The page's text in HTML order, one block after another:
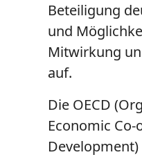
Beteiligung
und
Mitwirkung
auf.
Die OECD (
Economic
Development